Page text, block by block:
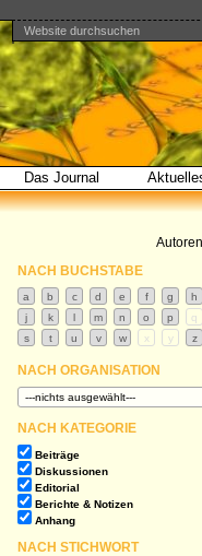
Direkt
zum
Inhalt
|
Direkt
zur
Navigation
Benutzerspezifische
Werkzeuge
Website durchsuchen
Erweiterte
Suche…
Bereiche
Das Journal
NACH BUCHSTABE
NACH ORGANISATION
NACH KATEGORIE
Beiträge
Diskussionen
Editorial
Berichte & Notizen
Anhang
NACH STICHWORT